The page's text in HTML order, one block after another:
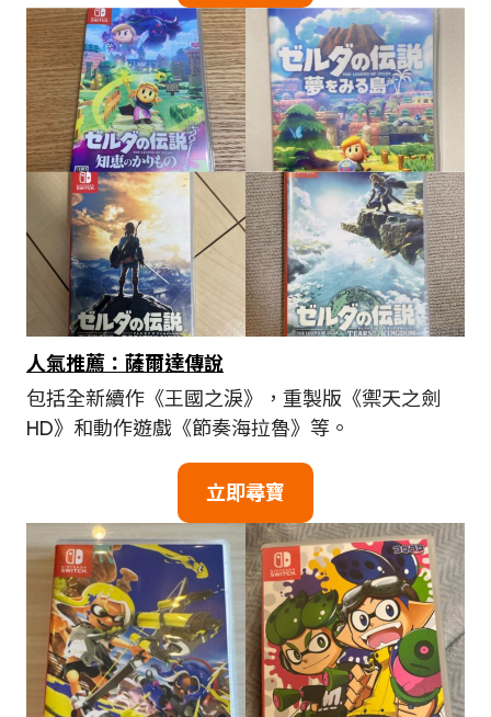
人氣推薦：薩爾達傳說
包括全新續作《王國之淚》，重製版《禦天之劍
HD》和動作遊戲《節奏海拉魯》等。
立即尋寶